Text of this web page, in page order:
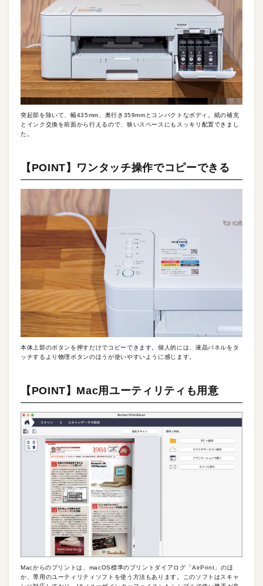
突起部を除いて、幅435mm、奥行き359mmとコンパクトなボディ。紙の補充
とインク交換を前面から行えるので、狭いスペースにもスッキリ配置できまし
た。
【POINT】ワンタッチ操作でコピーできる
本体上部のボタンを押すだけでコピーできます。個人的には、液晶パネルをタ
ッチするより物理ボタンのほうが使いやすいように感じます。
【POINT】Mac用ユーティリティも用意
Macからのプリントは、macOS標準のプリントダイアログ「AirPrint」のほ
か、専用のユーティリティソフトを使う方法もあります。このソフトはスキャ